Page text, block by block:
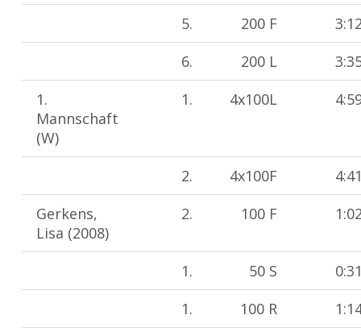
5.
200 F
6.
200 L
1.
Mannschaft
(W)
1. 4x100L
2. 4x100F
Gerkens,
Lisa (2008)
2. 100 F
1. 50 S
1.
100 R